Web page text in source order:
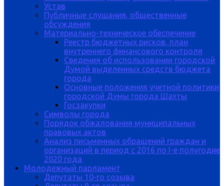
Устав
Публичные слушания, общественные
обсуждения
Материально-техническое обеспечение
Реестр бюджетных рисков, план
внутреннего финансового контроля
Сведения об использовании городской
Думой выделенных средств бюджета
города
Основные положения учетной политики
городской Думы города Шахты
Госзакупки
Символы города
Порядок обжалования муниципальных
правовых актов
Анализ письменных обращений граждан и
организаций в период с 2016 по I-е полугодие
2020 года
Молодежный парламент
Депутаты 10-го созыва